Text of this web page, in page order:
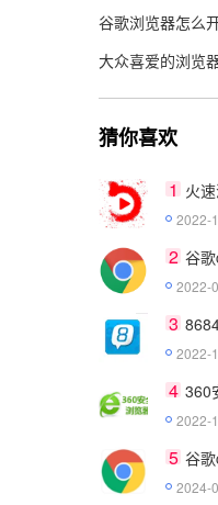
谷歌浏览器怎么
大众喜爱的浏览
猜你喜欢
1 火
2022-
2 谷
2022-
3
2022-
4 360
2022-
5 谷
2024-